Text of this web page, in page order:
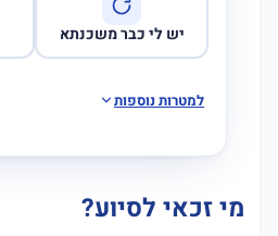
יש לי כבר משכנתא
למטרות נוספות
מי זכאי לסיוע?